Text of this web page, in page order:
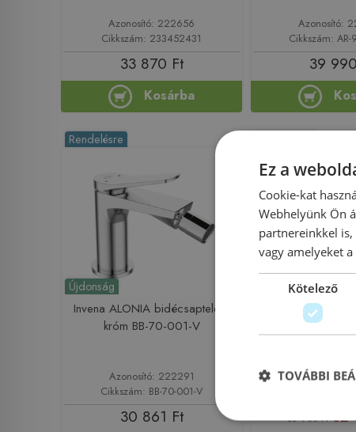
Azonosító: 222656
Cikkszám: 233452431
33 870 Ft
Kosárba
Azonosító:
Cikkszám:
39
Újdonság
Rendelésre
Invena ALONIA bidécsaptelep,
króm BB-70-001-V
Azonosító: 222291
Cikkszám: BB-70-001-V
30 861 Ft
Ferro Vitto
bidécsaptelep
Azonosító:
38 900 Ft 32
Ez a
Cookie-kat
Webhelyünk Ön
partnereinkkel
vagy amelyeket
Kötelező
TOVÁBBI